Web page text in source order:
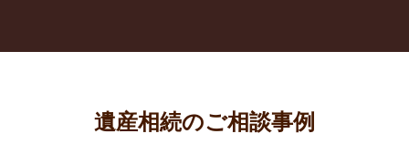
遺産相続のご相談事例